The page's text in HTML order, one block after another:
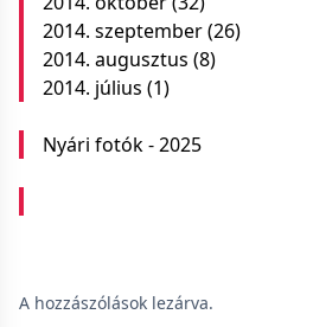
2014. szeptember(26)
2014. augusztus (8)
2014. július (1)
Nyári fotók - 2025
A hozzászólások lezárva.